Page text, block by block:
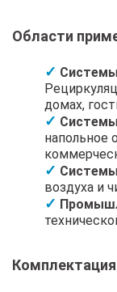
Области
домах,
напольное
воздуха и
Комплектация